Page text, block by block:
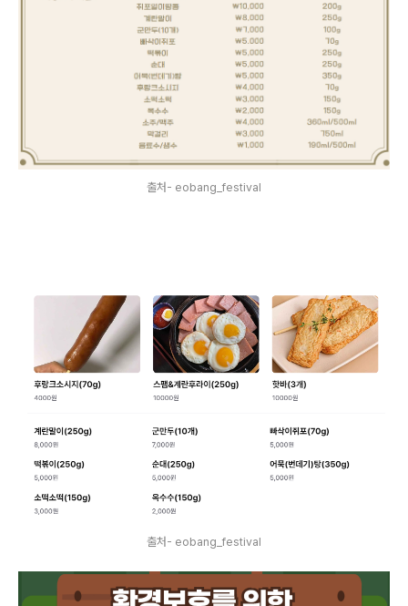
출처- eobang_festival
출처- eobang_festival